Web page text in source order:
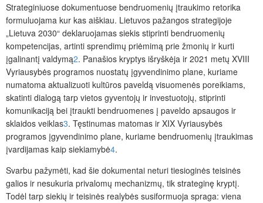
Strateginiuose dokumentuose bendruomenių įtraukimo retorika
formuluojama kur kas aiškiau. Lietuvos pažangos strategijoje
„Lietuva 2030“ deklaruojamas siekis stiprinti bendruomenių
kompetencijas, artinti sprendimų priėmimą prie žmonių ir kurti
įgalinantį valdymą2. Panašios kryptys išryškėja ir 2021 metų XVIII
Vyriausybės programos nuo­statų įgyvendinimo plane, kuriame
numatoma aktualizuoti kultūros paveldą visuomenės poreikiams,
skatinti dialogą tarp vietos gyventojų ir investuotojų, stiprinti
komunikaciją bei įtraukti bendruomenes į paveldo apsaugos ir
sklaidos veiklas3. Tęstinumas matomas ir XIX Vyriausybės
programos įgyvendinimo plane, kuriame bendruomenių įtraukimas
įvardijamas kaip siekiamybė4.
Svarbu pažymėti, kad šie dokumentai neturi tiesioginės teisinės
galios ir nesukuria privalomų mechanizmų, tik strateginę kryptį.
Todėl tarp siekių ir teisinės realybės susiformuoja spraga: viena